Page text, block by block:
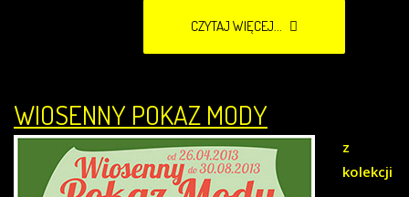
CZYTAJ WIĘCEJ...
WIOSENNY POKAZ MODY
z
kolekcji